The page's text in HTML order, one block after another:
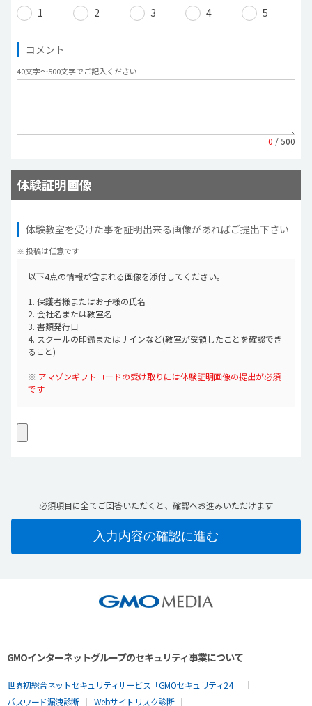
1 2 3 4 5
コメント
40文字〜500文字でご記入ください
0 / 500
体験証明画像
体験教室を受けた事を証明出来る画像があればご提出下さい
※ 投稿は任意です
以下4点の情報が含まれる画像を添付してください。
1. 保護者様またはお子様の氏名
2. 会社名または教室名
3. 書類発行日
4. スクールの印鑑またはサインなど(教室が受領したことを確認でき
ること)
※ アマゾンギフトコードの受け取りには体験証明画像の提出が必須
です
必須項目に全てご回答いただくと、確認へお進みいただけます
GMOインターネットグループのセキュリティ事業について
世界初総合ネットセキュリティサービス「GMOセキュリティ24」
パスワード漏洩診断
Webサイトリスク診断